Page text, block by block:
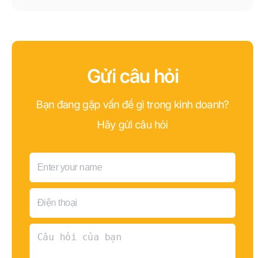
nhất. Chính vì thế, Callbot AI – một giải pháp kết hợp
xuất hiện như một cuộc cách mạng thực sự trong
Gửi câu hỏi
Bạn đang gặp vấn đề gì trong kinh doanh?
Hãy gửi câu hỏi